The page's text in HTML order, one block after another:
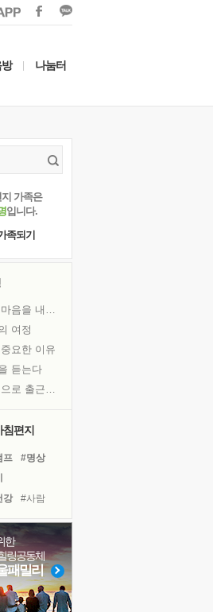
방 나눔터
가족은
입니다.
족되기
귀를 열고 마음을 내어주고
여정
요한 이유
듣는다
흙이 된 몸으로 출근하는 여자
을 보며
아픈 아버지를 위한 공간 설계
극심한 변비, 어깨결림, 수면 장애
머니
유년 시절의 부산 영도 바다
편지
프
#명상
강
#사람
#독서
#나눔
이들
교
#다짐
한
링공동체
패밀리